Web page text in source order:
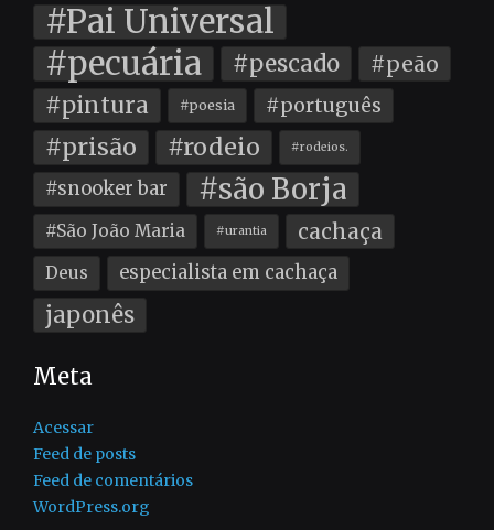
#Pai Universal
#pecuária
#pescado #peão
#pintura #poesia #português
#prisão #rodeio #rodeios.
#snooker bar #são Borja
#São João Maria #urantia cachaça
Deus especialista em cachaça
japonês
Meta
Acessar
Feed de posts
Feed de comentários
WordPress.org